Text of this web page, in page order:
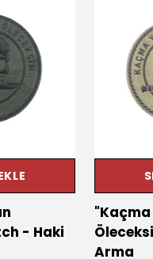
- Haki
Arma